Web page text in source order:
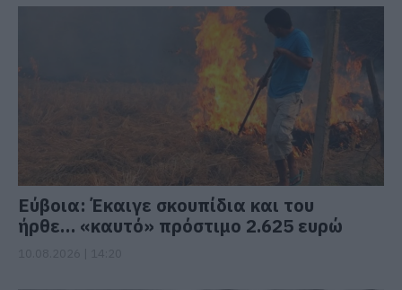
Εύβοια: Έκαιγε σκουπίδια και του
ήρθε… «καυτό» πρόστιμο 2.625 ευρώ